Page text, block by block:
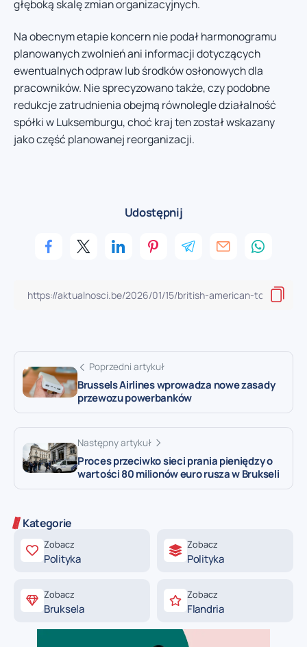
głęboką skalę zmian organizacyjnych.
Na obecnym etapie koncern nie podał harmonogramu
planowanych zwolnień ani informacji dotyczących
ewentualnych odpraw lub środków osłonowych dla
pracowników. Nie sprecyzowano także, czy podobne
redukcje zatrudnienia obejmą równolegle działalność
spółki w Luksemburgu, choć kraj ten został wskazany
jako część planowanej reorganizacji.
Udostępnij
Poprzedni artykuł
Brussels Airlines wprowadza nowe zasady
przewozu powerbanków
Następny artykuł
Proces przeciwko sieci prania pieniędzy o
wartości 80 milionów euro rusza w Brukseli
Kategorie
Zobacz
Polityka
Zobacz
Polityka
Zobacz
Bruksela
Zobacz
Flandria